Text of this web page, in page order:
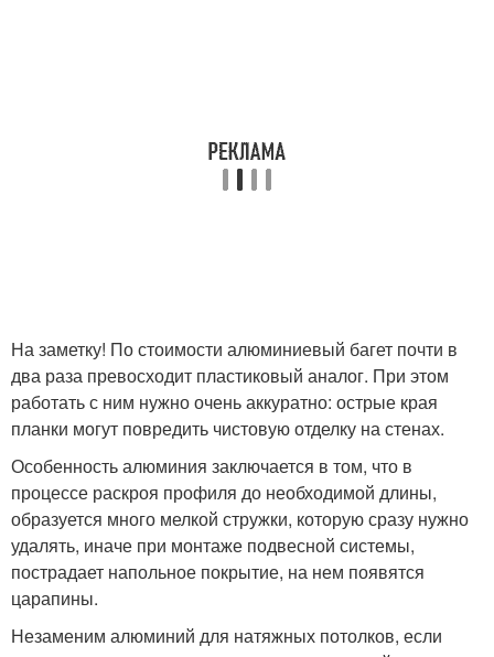
На заметку! По стоимости алюминиевый багет почти в
два раза превосходит пластиковый аналог. При этом
работать с ним нужно очень аккуратно: острые края
планки могут повредить чистовую отделку на стенах.
Особенность алюминия заключается в том, что в
процессе раскроя профиля до необходимой длины,
образуется много мелкой стружки, которую сразу нужно
удалять, иначе при монтаже подвесной системы,
пострадает напольное покрытие, на нем появятся
царапины.
Незаменим алюминий для натяжных потолков, если